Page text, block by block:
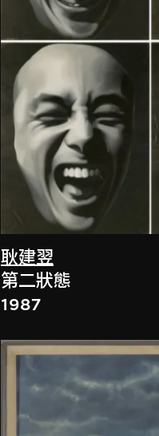
耿建翌
第二狀態
1987